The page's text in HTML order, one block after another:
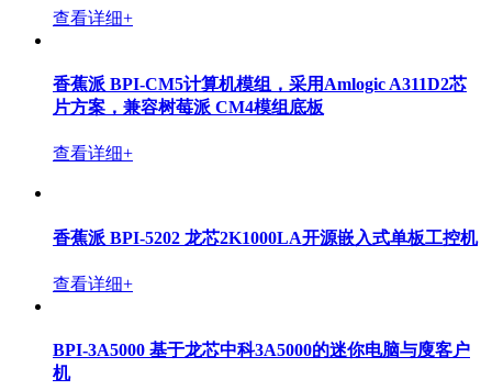
查看详细+
香蕉派 BPI-CM5计算机模组，采用Amlogic A311D2芯
片方案，兼容树莓派 CM4模组底板
查看详细+
香蕉派 BPI-5202 龙芯2K1000LA开源嵌入式单板工控机
查看详细+
BPI-3A5000 基于龙芯中科3A5000的迷你电脑与廋客户
机